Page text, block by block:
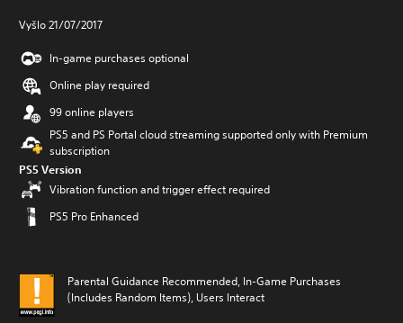
Vyšlo 21/07/2017
In-game purchases optional
Online play required
99 online players
PS5 and PS Portal cloud streaming supported only with Premium
subscription
PS5 Version
Vibration function and trigger effect required
PS5 Pro Enhanced
Parental Guidance Recommended, In-Game Purchases
(Includes Random Items), Users Interact